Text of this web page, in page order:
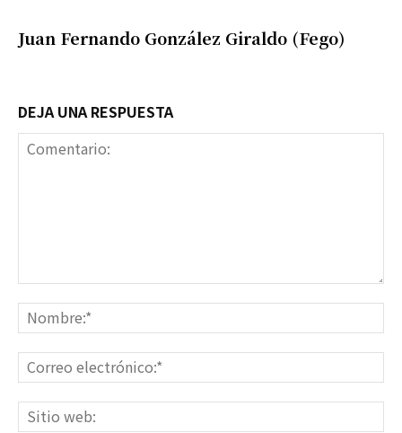
Juan Fernando González Giraldo (Fego)
DEJA UNA RESPUESTA